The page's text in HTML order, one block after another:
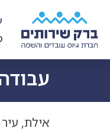
אילת,